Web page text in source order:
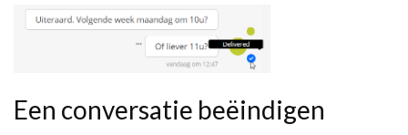
Een conversatie beëindigen